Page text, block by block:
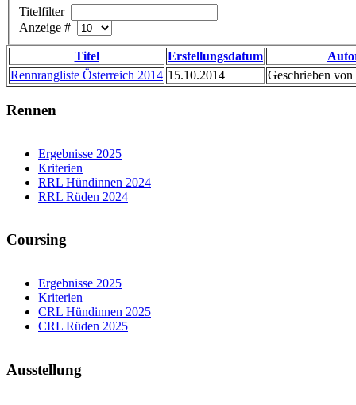
Titelfilter
Anzeige #
Titel Erstellungsdatum
Rennrangliste Österreich 2014 15.10.2014 Geschrieben
Rennen
Ergebnisse 2025
Kriterien
RRL Hündinnen 2024
RRL Rüden 2024
Coursing
Ergebnisse 2025
Kriterien
CRL Hündinnen 2025
CRL Rüden 2025
Ausstellung